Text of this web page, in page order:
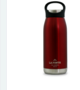
Bước 2: Dán
nước và trượt
đó bằng nước.
cho vị trí logo